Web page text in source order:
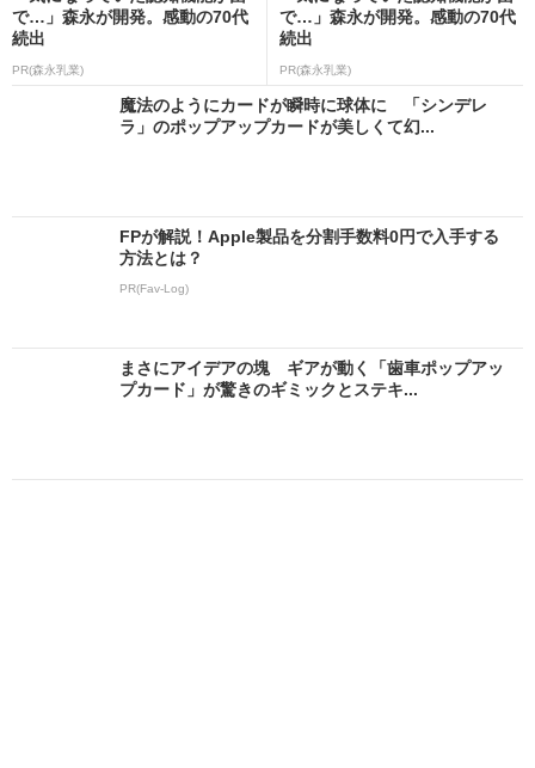
で…」森永が開発。感動の70代
続出
PR(森永乳業)
で…」森永が開発。感動の70代
続出
PR(森永乳業)
魔法のようにカードが瞬時に球体に 「シンデレ
ラ」のポップアップカードが美しくて幻...
FPが解説！Apple製品を分割手数料0円で入手する
方法とは？
PR(Fav-Log)
まさにアイデアの塊 ギアが動く「歯車ポップアッ
プカード」が驚きのギミックとステキ...